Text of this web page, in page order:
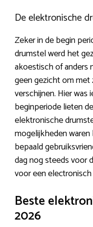
De elektronische
Zeker in de begin
drumstel werd het
akoestisch of anders
geen gezicht om met
verschijnen. Hier
beginperiode lieten
elektronische
mogelijkheden
bepaald
dag nog steeds voor
voor een
Beste
2026